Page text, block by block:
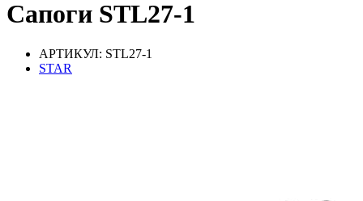
Сапоги STL27-1
АРТИКУЛ: STL27-1
STAR